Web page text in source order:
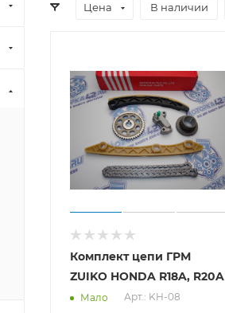
Цена В наличии
Комплект цепи ГРМ
ZUIKO HONDA R18A, R20A
Мало Арт.: KH-08